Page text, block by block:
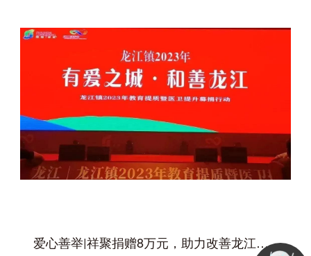
爱心善举|祥聚捐赠8万元，助力改善龙江学校基础设施，促进教育事业发展